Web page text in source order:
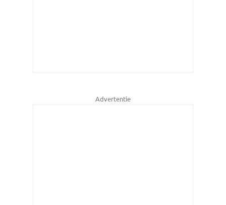
Advertentie